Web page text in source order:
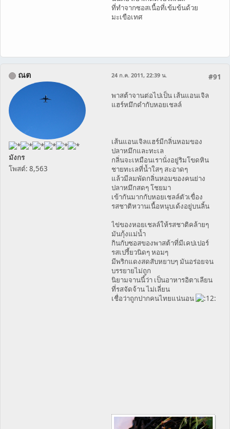
ที่ทำจากซอสเนื้อที่เข้มข้นด้วย
มะเขือเทศ
ณต
มังกร
โพสต์: 8,563
#91
24 ก.ค. 2011, 22:39 น.
พาสต้าจานต่อไปเป็น เส้นแอนเจิล
แฮร์หมึกดำกับหอยเชลล์
เส้นแอนเจิลแฮร์มีกลิ่นหอมของ
ปลาหมึกและทะเล
กลิ่นจะเหมือนเรานั่งอยู่ริมโขดหิน
ชายทะเลที่น้ำใสๆ สะอาดๆ
แล้วมีลมพัดกลิ่นหอมของคนย่าง
ปลาหมึกสดๆ โชยมา
เข้ากันมากกับหอยเชลล์ตัวเขื่อง
รสชาติหวานเนื้อหนุบเด้งอยู่บนลิ้น
ไข่ของหอยเชลล์ให้รสชาติคล้ายๆ
มันกุ้งแม่น้ำ
กินกับซอสของพาสต้าที่มีเคปเปอร์
รสเปรี้ยวนิดๆ หอมๆ
มีพริกแดงสดสับหยาบๆ มันอร่อยจน
บรรยายไม่ถูก
นิยามจานนี้ว่า เป็นอาหารอิตาเลียน
ที่รสจัดจ้าน ไม่เลี่ยน
เชื่อว่าถูกปากคนไทยแน่นอน